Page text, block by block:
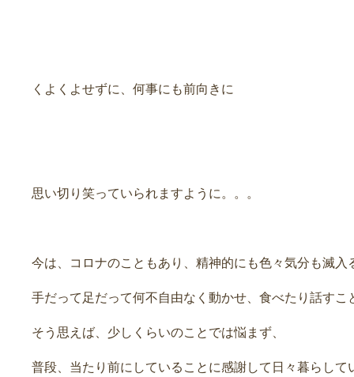
くよくよせずに、何事にも前向きに
思い切り笑っていられますように。。。
今は、コロナのこともあり、精神的にも色々気分も滅入
手だって足だって何不自由なく動かせ、食べたり話すこ
そう思えば、少しくらいのことでは悩まず、
普段、当たり前にしていることに感謝して日々暮らして